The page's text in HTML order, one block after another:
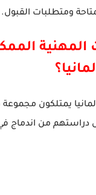
ومتطلبات القبول.
المهنية
يمتلكون
دراستهم من